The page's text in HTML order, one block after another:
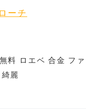
ーチ
料 ロエベ 合金 フ
綺麗